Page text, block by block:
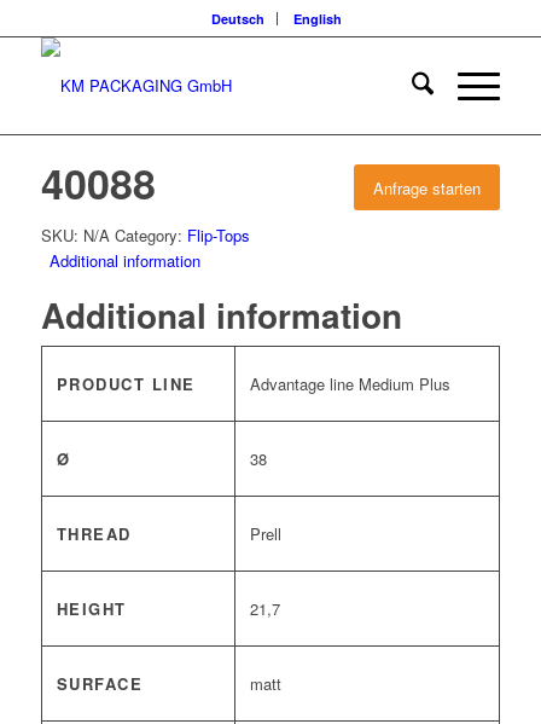
Deutsch English
Anfrage starten
40088
SKU: N/A Category: Flip-Tops
Additional information
Additional information
PRODUCT LINE Advantage line Medium Plus
Ø 38
THREAD Prell
HEIGHT 21,7
SURFACE matt